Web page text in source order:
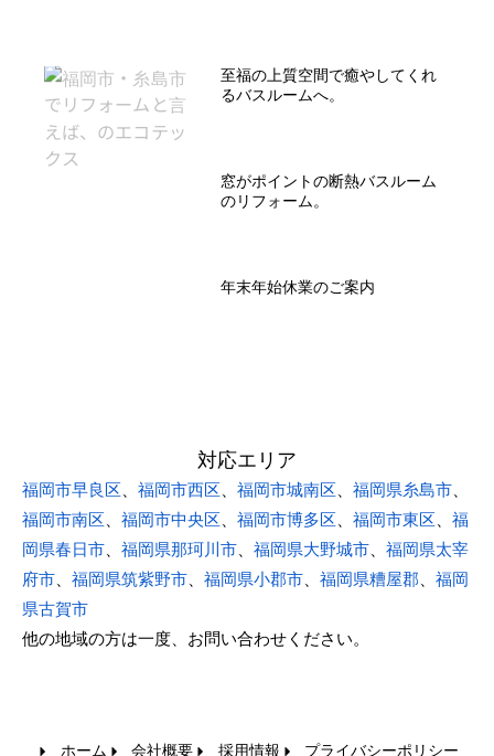
至福の上質空間で癒やしてくれ
るバスルームへ。
窓がポイントの断熱バスルーム
のリフォーム。
年末年始休業のご案内
対応エリア
福岡市早良区 、 福岡市西区 、 福岡市城南区 、 福岡県糸島市、
福岡市南区 、 福岡市中央区 、 福岡市博多区 、 福岡市東区 、 福
岡県春日市、 福岡県那珂川市、 福岡県大野城市、 福岡県太宰
府市、 福岡県筑紫野市、 福岡県小郡市、 福岡県糟屋郡、 福岡
県古賀市
他の地域の方は一度、お問い合わせください。
ホーム 会社概要 採用情報 プライバシーポリシー